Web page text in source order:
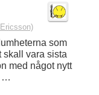
som
skall vara sista
med något nytt
…